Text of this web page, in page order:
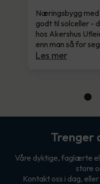
Næringsbygg
godt til solceller -
hos Akershus
enn man så for
Les mer
Trenger
Våre dyktige, faglærte
store
Kontakt oss i dag,